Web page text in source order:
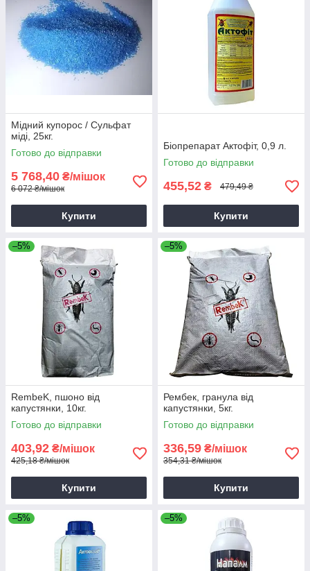
Мідний купорос / Сульфат
міді, 25кг.
Готово до відправки
5 768,40 ₴/мішок
6 072 ₴/мішок
Купити
Біопрепарат Актофіт, 0,9 л.
Готово до відправки
455,52 ₴ 479,49 ₴
Купити
–5%
RembeK, пшоно від
капустянки, 10кг.
Готово до відправки
403,92 ₴/мішок
425,18 ₴/мішок
Купити
–5%
Рембек, гранула від
капустянки, 5кг.
Готово до відправки
336,59 ₴/мішок
354,31 ₴/мішок
Купити
–5% –5%